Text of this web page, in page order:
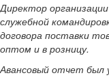
Директор
служебной
договора поставки
оптом и в розницу.
Авансовый отчет был